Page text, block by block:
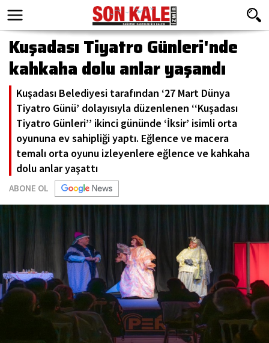
Kuşadası Tiyatro Günleri'nde
kahkaha dolu anlar yaşandı
Kuşadası Belediyesi tarafından ‘27 Mart Dünya
Tiyatro Günü’ dolayısıyla düzenlenen ‘‘Kuşadası
Tiyatro Günleri’’ ikinci gününde ‘İksir’ isimli orta
oyununa ev sahipliği yaptı. Eğlence ve macera
temalı orta oyunu izleyenlere eğlence ve kahkaha
dolu anlar yaşattı
ABONE OL